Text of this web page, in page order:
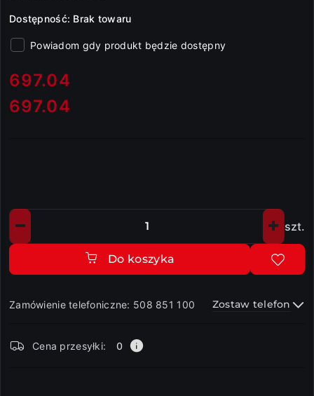
Dostępność: Brak towaru
Powiadom gdy produkt będzie dostępny
cena:
697.04
Cena:
697.04
Ilość szt.
Do koszyka
Zamówienie telefoniczne: 508 851 100 Zostaw telefon
i
Cena przesyłki: 0